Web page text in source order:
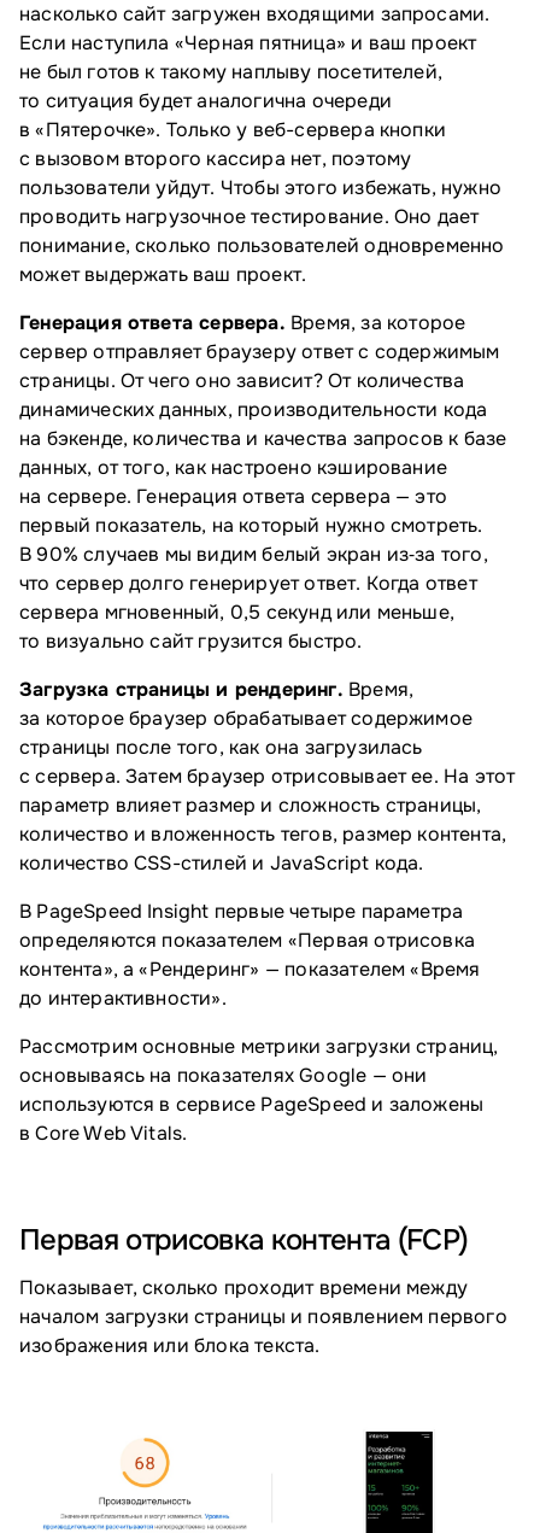
насколько сайт загружен входящими запросами.
Если наступила «Черная пятница» и ваш проект
не был готов к такому наплыву посетителей,
то ситуация будет аналогична очереди
в «Пятерочке». Только у веб-сервера кнопки
с вызовом второго кассира нет, поэтому
пользователи уйдут. Чтобы этого избежать, нужно
проводить нагрузочное тестирование. Оно дает
понимание, сколько пользователей одновременно
может выдержать ваш проект.
Генерация ответа сервера. Время, за которое
сервер отправляет браузеру ответ с содержимым
страницы. От чего оно зависит? От количества
динамических данных, производительности кода
на бэкенде, количества и качества запросов к базе
данных, от того, как настроено кэширование
на сервере. Генерация ответа сервера — это
первый показатель, на который нужно смотреть.
В 90% случаев мы видим белый экран из‑за того,
что сервер долго генерирует ответ. Когда ответ
сервера мгновенный, 0,5 секунд или меньше,
то визуально сайт грузится быстро.
Загрузка страницы и рендеринг. Время,
за которое браузер обрабатывает содержимое
страницы после того, как она загрузилась
с сервера. Затем браузер отрисовывает ее. На этот
параметр влияет размер и сложность страницы,
количество и вложенность тегов, размер контента,
количество CSS-стилей и JavaScript кода.
В PageSpeed Insight первые четыре параметра
определяются показателем «Первая отрисовка
контента», а «Рендеринг» — показателем «Время
до интерактивности».
Рассмотрим основные метрики загрузки страниц,
основываясь на показателях Google — они
используются в сервисе PageSpeed и заложены
в Core Web Vitals.
Первая отрисовка контента (FCP)
Показывает, сколько проходит времени между
началом загрузки страницы и появлением первого
изображения или блока текста.